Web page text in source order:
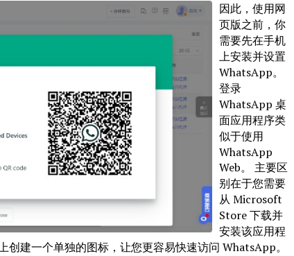
因此，使用网
页版之前，你
需要先在手机
上安装并设置
WhatsApp。
登录
WhatsApp 桌
面应用程序类
似于使用
WhatsApp
Web。 主要区
别在于您需要
从 Microsoft
Store 下载并
安装该应用程
建一个单独的图标，让您更容易快速访问 WhatsApp。